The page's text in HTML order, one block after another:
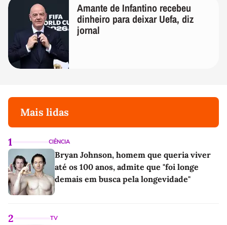
Amante de Infantino recebeu
dinheiro para deixar Uefa, diz
jornal
Mais lidas
1 CIÊNCIA
Bryan Johnson, homem que queria viver
até os 100 anos, admite que "foi longe
demais em busca pela longevidade"
2 TV